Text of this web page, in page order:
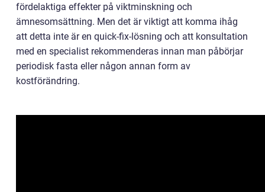
fördelaktiga effekter på viktminskning och
ämnesomsättning. Men det är viktigt att komma ihåg
att detta inte är en quick-fix-lösning och att konsultation
med en specialist rekommenderas innan man påbörjar
periodisk fasta eller någon annan form av
kostförändring.